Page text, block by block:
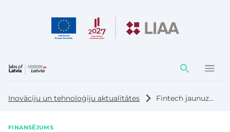
Darbības
elementi
Inovāciju un tehnoloģiju aktualitātes Fintech jaunuzņēmums 'Nordigen' piesaistījis 800 000 dolāru lielas investīcijas
FINANSĒJUMS